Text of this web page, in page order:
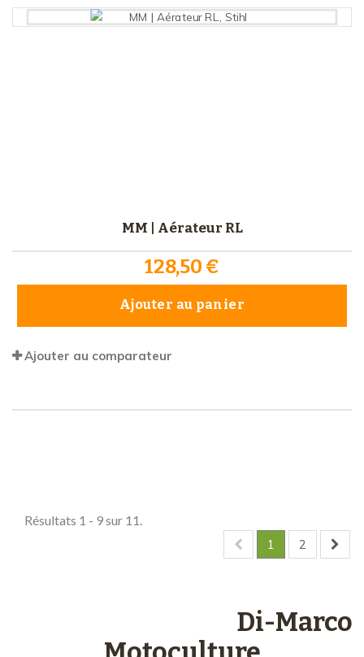
MM | Aérateur RL
128,50 €
Ajouter au panier
Ajouter au comparateur
Résultats 1 - 9 sur 11.
1
2
Di-Marco